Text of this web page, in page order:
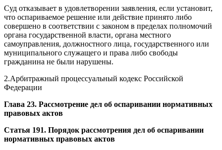
Суд отказывает в удовлетворении заявления, если установит,
что оспариваемое решение или действие принято либо
совершено в соответствии с законом в пределах полномочий
органа государственной власти, органа местного
самоуправления, должностного лица, государственного или
муниципального служащего и права либо свободы
гражданина не были нарушены.
2.Арбитражный процессуальный кодекс Российской
Федерации
Глава 23. Рассмотрение дел об оспаривании нормативных
правовых актов
Статья 191. Порядок рассмотрения дел об оспаривании
нормативных правовых актов